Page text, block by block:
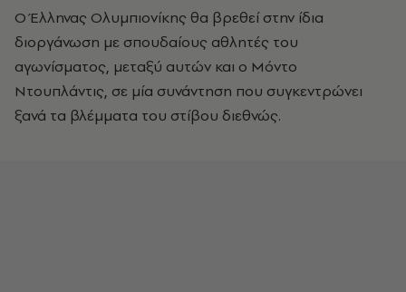
Ο Έλληνας Ολυμπιονίκης θα βρεθεί στην ίδια
διοργάνωση με σπουδαίους αθλητές του
αγωνίσματος, μεταξύ αυτών και ο Μόντο
Ντουπλάντις, σε μία συνάντηση που συγκεντρώνει
ξανά τα βλέμματα του στίβου διεθνώς.